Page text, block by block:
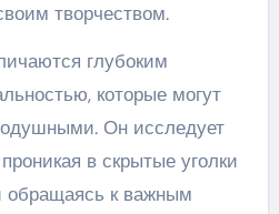
творчеством.
глубоким
которые могут
Он исследует
в скрытые уголки
обращаясь к важным